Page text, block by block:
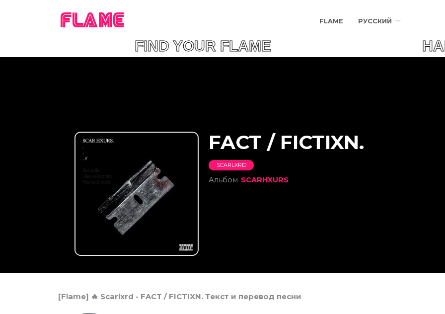
FLAME FLAME РУССКИЙ
FIND YOUR FLAME НАЙДИ
FACT / FICTIXN.
SCARLXRD
Альбом SCARHXURS
[Flame] 🔥 Scarlxrd - FACT / FICTIXN. Текст и перевод песни